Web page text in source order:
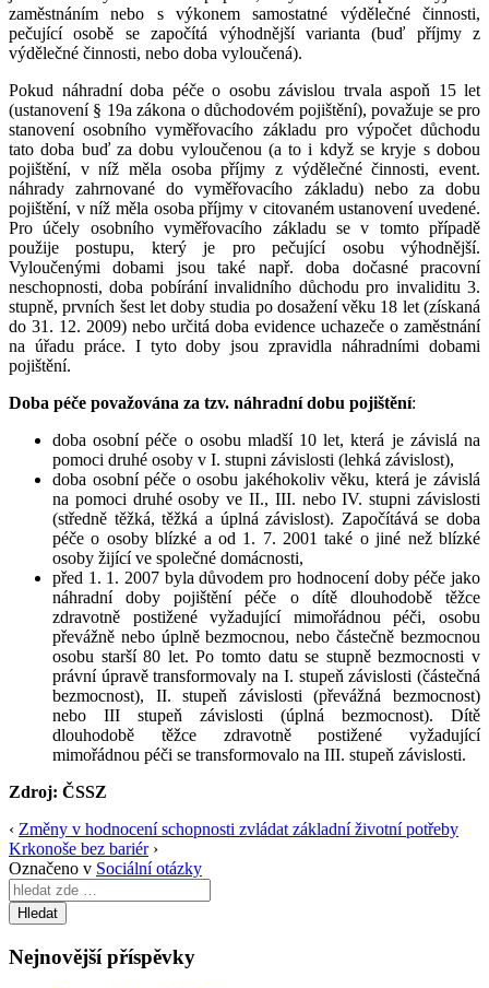
zaměstnáním nebo s výkonem samostatné výdělečné činnosti,
pečující osobě se započítá výhodnější varianta (buď příjmy z
výdělečné činnosti, nebo doba vyloučená).
Pokud náhradní doba péče o osobu závislou trvala aspoň 15 let
(ustanovení § 19a zákona o důchodovém pojištění), považuje se pro
stanovení osobního vyměřovacího základu pro výpočet důchodu
tato doba buď za dobu vyloučenou (a to i když se kryje s dobou
pojištění, v níž měla osoba příjmy z výdělečné činnosti, event.
náhrady zahrnované do vyměřovacího základu) nebo za dobu
pojištění, v níž měla osoba příjmy v citovaném ustanovení uvedené.
Pro účely osobního vyměřovacího základu se v tomto případě
použije postupu, který je pro pečující osobu výhodnější.
Vyloučenými dobami jsou také např. doba dočasné pracovní
neschopnosti, doba pobírání invalidního důchodu pro invaliditu 3.
stupně, prvních šest let doby studia po dosažení věku 18 let (získaná
do 31. 12. 2009) nebo určitá doba evidence uchazeče o zaměstnání
na úřadu práce. I tyto doby jsou zpravidla náhradními dobami
pojištění.
Doba péče považována za tzv. náhradní dobu pojištění:
doba osobní péče o osobu mladší 10 let, která je závislá na
pomoci druhé osoby v I. stupni závislosti (lehká závislost),
doba osobní péče o osobu jakéhokoliv věku, která je závislá
na pomoci druhé osoby ve II., III. nebo IV. stupni závislosti
(středně těžká, těžká a úplná závislost). Započítává se doba
péče o osoby blízké a od 1. 7. 2001 také o jiné než blízké
osoby žijící ve společné domácnosti,
před 1. 1. 2007 byla důvodem pro hodnocení doby péče jako
náhradní doby pojištění péče o dítě dlouhodobě těžce
zdravotně postižené vyžadující mimořádnou péči, osobu
převážně nebo úplně bezmocnou, nebo částečně bezmocnou
osobu starší 80 let. Po tomto datu se stupně bezmocnosti v
právní úpravě transformovaly na I. stupeň závislosti (částečná
bezmocnost), II. stupeň závislosti (převážná bezmocnost)
nebo III stupeň závislosti (úplná bezmocnost). Dítě
dlouhodobě těžce zdravotně postižené vyžadující
mimořádnou péči se transformovalo na III. stupeň závislosti.
Zdroj: ČSSZ
‹ Změny v hodnocení schopnosti zvládat základní životní potřeby
Krkonoše bez bariér›
Označeno v Sociální otázky
Search
for:
Nejnovější příspěvky